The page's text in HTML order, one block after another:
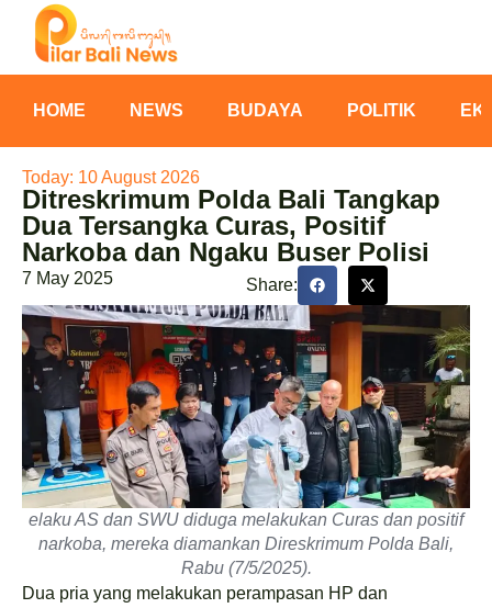
HOME NEWS BUDAYA POLITIK
Today: 10 August 2026
Ditreskrimum Polda Bali Tangkap
Dua Tersangka Curas, Positif
Narkoba dan Ngaku Buser Polisi
7 May 2025 Share:
elaku AS dan SWU diduga melakukan Curas dan positif
narkoba, mereka diamankan Direskrimum Polda Bali,
Rabu (7/5/2025).
Dua pria yang melakukan perampasan HP dan